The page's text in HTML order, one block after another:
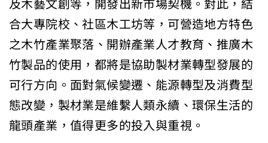
合大專院校、社區木工坊等，可營造地方特色
之木竹產業聚落、開辦產業人才教育、推廣木
竹製品的使用，都將是協助製材業轉型發展的
可行方向。面對氣候變遷、能源轉型及消費型
態改變，製材業是維繫人類永續、環保生活的
龍頭產業，值得更多的投入與重視。